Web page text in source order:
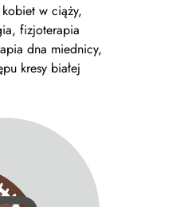
w ciąży,
fizjoterapia
dna miednicy,
kresy białej